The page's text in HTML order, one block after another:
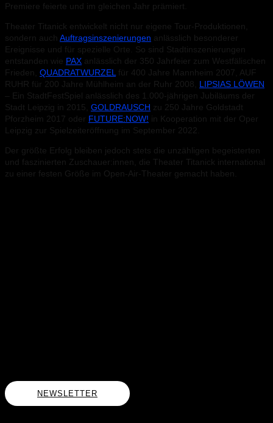
Premiere feierte und im gleichen Jahr prämiert.
Theater Titanick entwickelt nicht nur eigene Tour-Produktionen,
sondern auch Auftragsinszenierungen anlässlich besonderer
Ereignisse und für spezielle Orte. So sind Stadtinszenierungen
entstanden wie PAX anlässlich der 350 Jahrfeier zum Westfälischen
Frieden, QUADRATWURZEL für 400 Jahre Mannheim 2007, AUF
RUHR für 200 Jahre Mühlheim an der Ruhr 2008, LIPSIAS LÖWEN
– Ein StadtFestSpiel anlässlich des 1.000-jährigen Jubiläums der
Stadt Leipzig in 2015, GOLDRAUSCH zu 250 Jahre Goldstadt
Pforzheim 2017 oder FUTURE:NOW! in Kooperation mit der Oper
Leipzig zur Spielzeiteröffnung im September 2022.
Der größte Erfolg bleiben jedoch stets die unzähligen begeisterten
und faszinierten Zuschauer:innen, die Theater Titanick international
zu einer festen Größe im Open-Air-Theater gemacht haben.
NEWSLETTER